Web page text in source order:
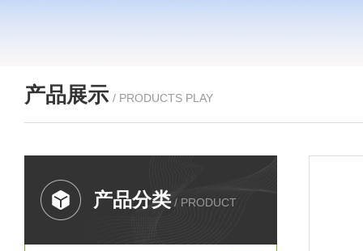
产品展示 / PRODUCTS PLAY
产品分类 / PRODUCT